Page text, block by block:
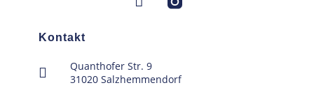
Kontakt
Quanthofer Str. 9
31020 Salzhemmendorf